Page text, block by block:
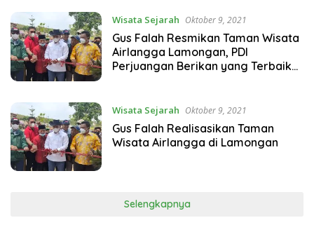
Wisata Sejarah Oktober 9, 2021
Gus Falah Resmikan Taman Wisata
Airlangga Lamongan, PDI
Perjuangan Berikan yang Terbaik
Wisata Sejarah Oktober 9, 2021
Gus Falah Realisasikan Taman
Wisata Airlangga di Lamongan
Selengkapnya